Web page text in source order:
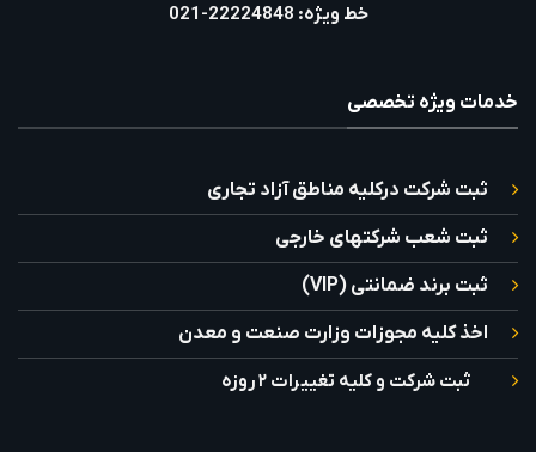
خط ویژه: 22224848-021
خدمات ویژه تخصصی
ثبت شرکت درکلیه مناطق آزاد تجاری
ثبت شعب شرکتهای خارجی
ثبت برند ضمانتی (VIP)
اخذ کلیه مجوزات وزارت صنعت و معدن
ثبت شرکت و کلیه تغییرات ۲ روزه